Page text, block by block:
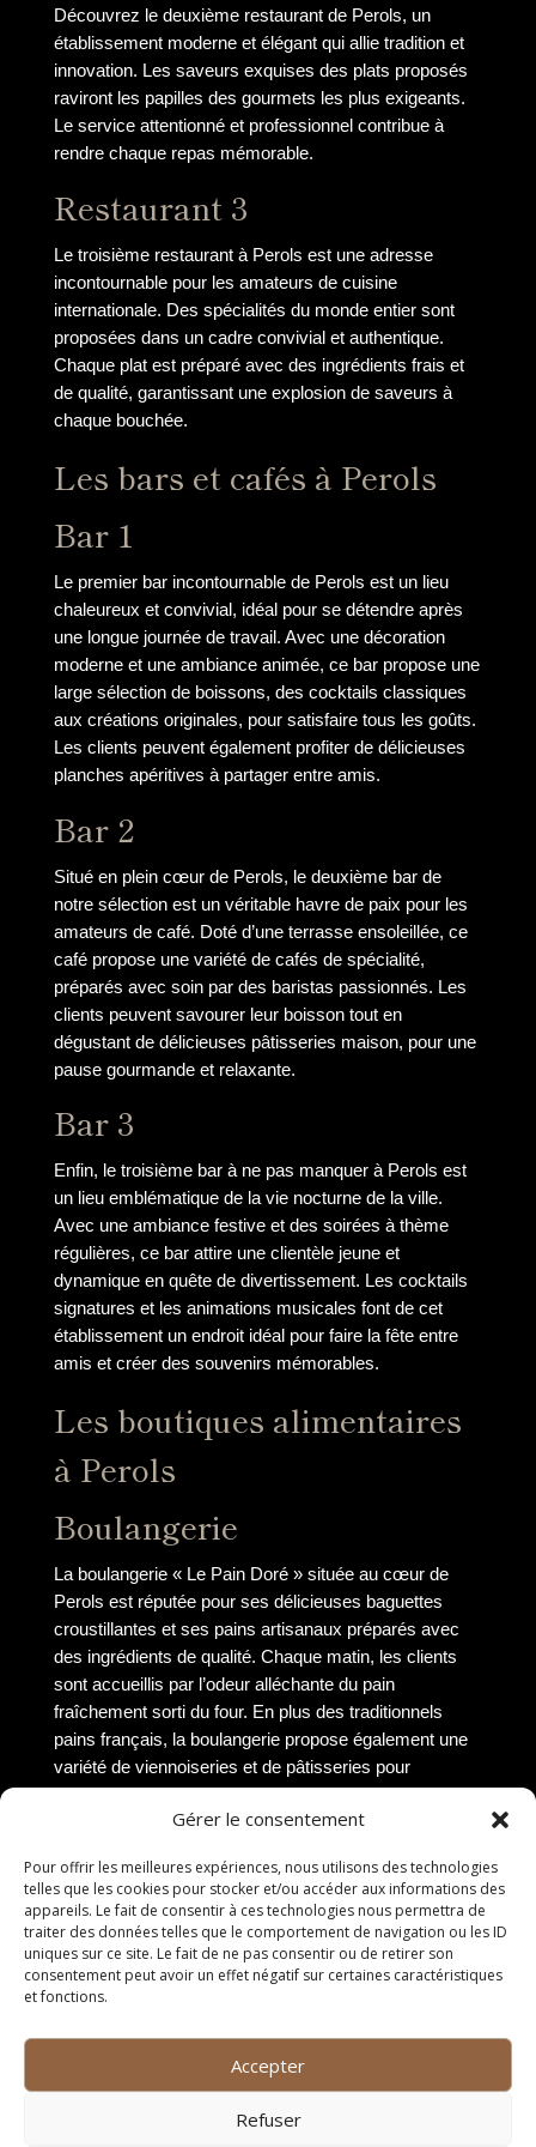
Gérer le consentement
Pour offrir les meilleures expériences, nous utilisons des technologies
telles que les cookies pour stocker et/ou accéder aux informations des
appareils. Le fait de consentir à ces technologies nous permettra de
traiter des données telles que le comportement de navigation ou les ID
uniques sur ce site. Le fait de ne pas consentir ou de retirer son
consentement peut avoir un effet négatif sur certaines caractéristiques
et fonctions.
Accepter
Refuser
Découvrez le deuxième restaurant de Perols, un
établissement moderne et élégant qui allie tradition et
innovation. Les saveurs exquises des plats proposés
raviront les papilles des gourmets les plus exigeants.
Le service attentionné et professionnel contribue à
rendre chaque repas mémorable.
Restaurant 3
Le troisième restaurant à Perols est une adresse
incontournable pour les amateurs de cuisine
internationale. Des spécialités du monde entier sont
proposées dans un cadre convivial et authentique.
Chaque plat est préparé avec des ingrédients frais et
de qualité, garantissant une explosion de saveurs à
chaque bouchée.
Les bars et cafés à Perols
Bar 1
Le premier bar incontournable de Perols est un lieu
chaleureux et convivial, idéal pour se détendre après
une longue journée de travail. Avec une décoration
moderne et une ambiance animée, ce bar propose une
large sélection de boissons, des cocktails classiques
aux créations originales, pour satisfaire tous les goûts.
Les clients peuvent également profiter de délicieuses
planches apéritives à partager entre amis.
Bar 2
Situé en plein cœur de Perols, le deuxième bar de
notre sélection est un véritable havre de paix pour les
amateurs de café. Doté d’une terrasse ensoleillée, ce
café propose une variété de cafés de spécialité,
préparés avec soin par des baristas passionnés. Les
clients peuvent savourer leur boisson tout en
dégustant de délicieuses pâtisseries maison, pour une
pause gourmande et relaxante.
Bar 3
Enfin, le troisième bar à ne pas manquer à Perols est
un lieu emblématique de la vie nocturne de la ville.
Avec une ambiance festive et des soirées à thème
régulières, ce bar attire une clientèle jeune et
dynamique en quête de divertissement. Les cocktails
signatures et les animations musicales font de cet
établissement un endroit idéal pour faire la fête entre
amis et créer des souvenirs mémorables.
Les boutiques alimentaires
à Perols
Boulangerie
La boulangerie « Le Pain Doré » située au cœur de
Perols est réputée pour ses délicieuses baguettes
croustillantes et ses pains artisanaux préparés avec
des ingrédients de qualité. Chaque matin, les clients
sont accueillis par l’odeur alléchante du pain
fraîchement sorti du four. En plus des traditionnels
pains français, la boulangerie propose également une
variété de viennoiseries et de pâtisseries pour
satisfaire toutes les envies gourmandes.
Fromagerie
La fromagerie « Le Petit Gourmet » est un véritable
trésor pour les amateurs de fromages à Perols. Avec
une sélection soigneusement choisie de fromages
locaux et internationaux, cette fromagerie offre une
expérience gustative unique. Les clients peuvent
déguster et acheter une gamme de fromages affinés,
frais, à pâte molle ou pressée, accompagnés de
conseils avisés des fromagers passionnés. Que ce
soit pour une dégustation sur place ou pour emporter,